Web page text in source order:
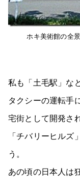
ホキ美術館の全
私も「土毛駅」な
タクシーの運転手
宅街として開発さ
「チバリーヒル
う。
あの頃の日本人は